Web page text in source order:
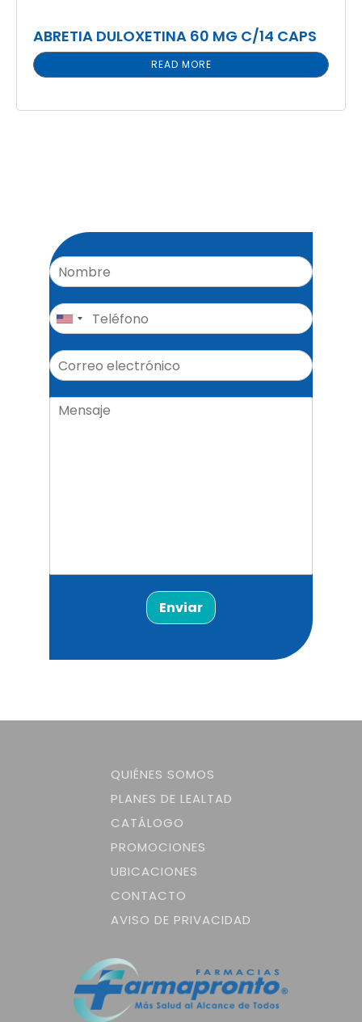
ABRETIA DULOXETINA 60 MG C/14 CAPS
READ MORE
Enviar
QUIÉNES SOMOS
PLANES DE LEALTAD
CATÁLOGO
PROMOCIONES
UBICACIONES
CONTACTO
AVISO DE PRIVACIDAD